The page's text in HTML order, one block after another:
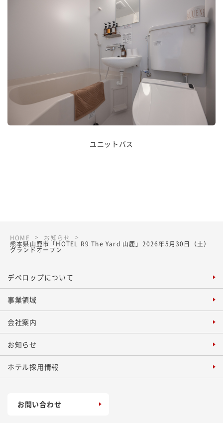
ユニットバス
HOME お知らせ
熊本県山鹿市「HOTEL R9 The Yard 山鹿」2026年5月30日（土）
グランドオープン
デベロップについて
事業領域
会社案内
お知らせ
ホテル採用情報
お問い合わせ